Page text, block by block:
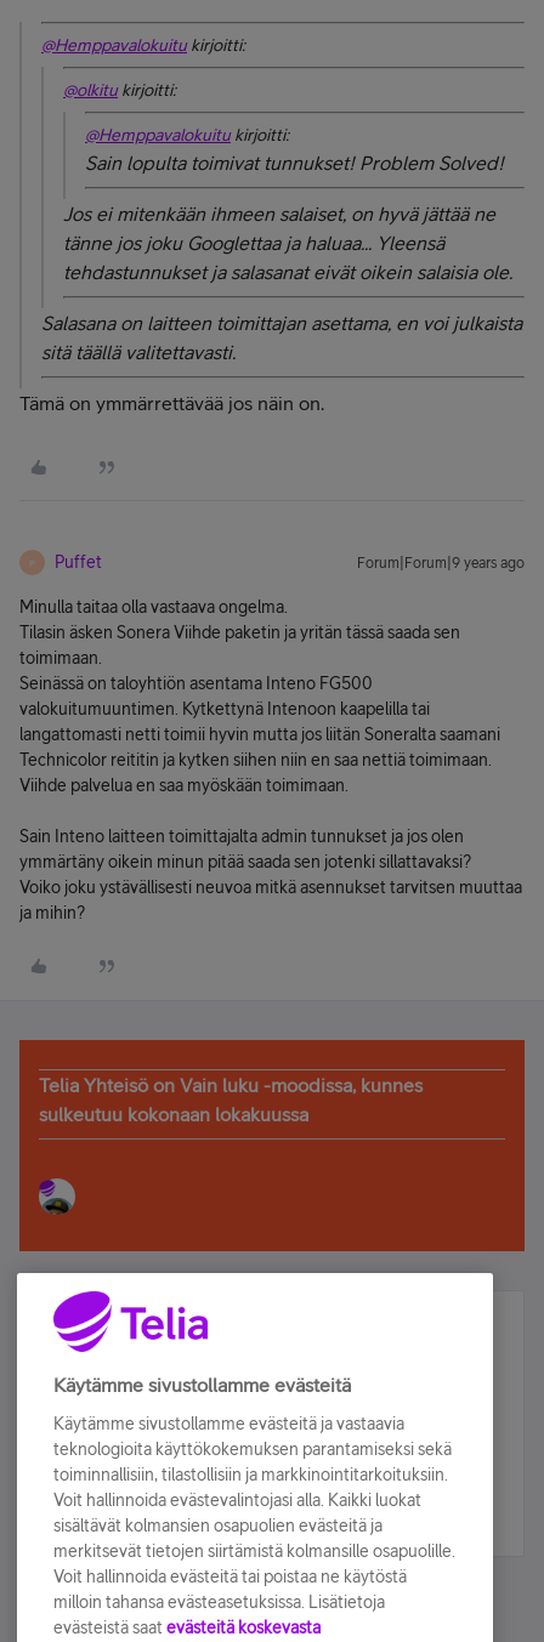
@Hemppavalokuitukirjoitti:
@olkitukirjoitti:
@Hemppavalokuitukirjoitti:
Sain lopulta toimivat tunnukset! Problem Solved!
Jos ei mitenkään ihmeen salaiset, on hyvä jättää ne
tänne jos joku Googlettaa ja haluaa... Yleensä
tehdastunnukset ja salasanat eivät oikein salaisia ole.
Salasana on laitteen toimittajan asettama, en voi julkaista
sitä täällä valitettavasti.
Tämä on ymmärrettävää jos näin on.
P Puffet Forum|Forum|9 years ago
Minulla taitaa olla vastaava ongelma.
Tilasin äsken Sonera Viihde paketin ja yritän tässä saada sen
toimimaan.
Seinässä on taloyhtiön asentama Inteno FG500
valokuitumuuntimen. Kytkettynä Intenoon kaapelilla tai
langattomasti netti toimii hyvin mutta jos liitän Soneralta saamani
Technicolor reititin ja kytken siihen niin en saa nettiä toimimaan.
Viihde palvelua en saa myöskään toimimaan.
Sain Inteno laitteen toimittajalta admin tunnukset ja jos olen
ymmärtäny oikein minun pitää saada sen jotenki sillattavaksi?
Voiko joku ystävällisesti neuvoa mitkä asennukset tarvitsen muuttaa
ja mihin?
Telia Yhteisö on Vain luku -moodissa, kunnes
sulkeutuu kokonaan lokakuussa
Älä jää paitsi – osallistu ja voita!
Tilaa Telian uutiskirje ja olet mukana arvonnassa.
sähköpostiisi.
Tilaa nyt
Käytämme sivustollamme evästeitä
Käytämme sivustollamme evästeitä ja vastaavia
teknologioita käyttökokemuksen parantamiseksi sekä
toiminnallisiin, tilastollisiin ja markkinointitarkoituksiin.
Voit hallinnoida evästevalintojasi alla. Kaikki luokat
sisältävät kolmansien osapuolien evästeitä ja
merkitsevät tietojen siirtämistä kolmansille osapuolille.
Voit hallinnoida evästeitä tai poistaa ne käytöstä
milloin tahansa evästeasetuksissa. Lisätietoja
evästeistä saat evästeitä koskevasta